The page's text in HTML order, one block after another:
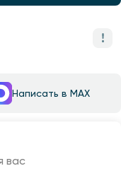
Написать в MAX
вас